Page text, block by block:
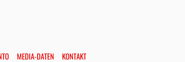
MEDIA-DATEN KONTAKT